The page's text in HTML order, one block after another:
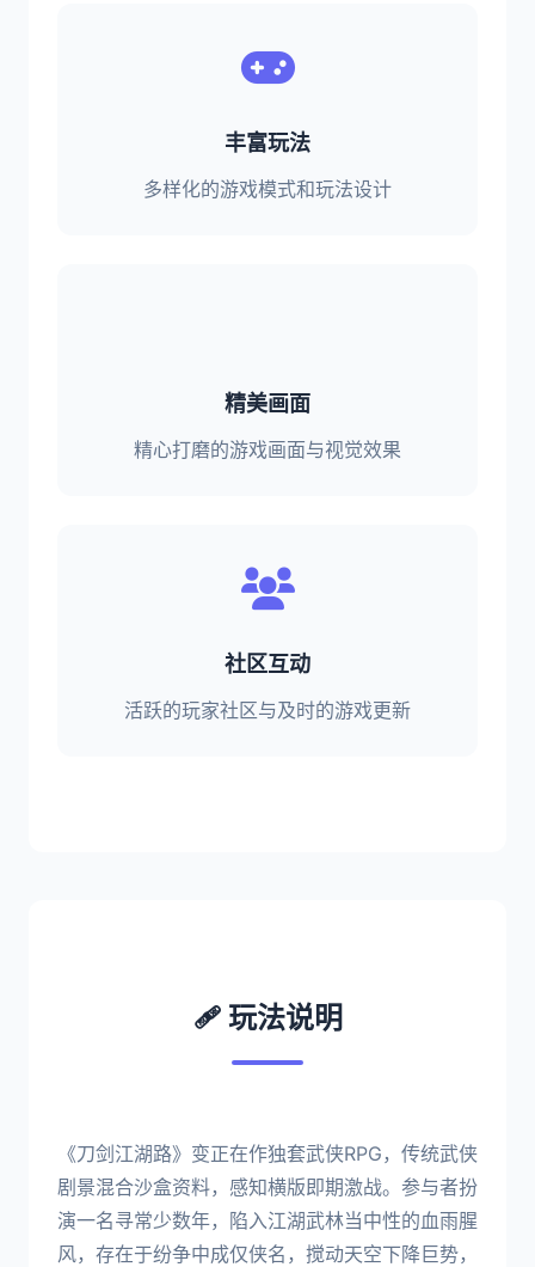
丰富玩法
多样化的游戏模式和玩法设计
精美画面
精心打磨的游戏画面与视觉效果
社区互动
活跃的玩家社区与及时的游戏更新
🩹 玩法说明
《刀剑江湖路》变正在作独套武侠RPG，传统武侠
剧景混合沙盒资料，感知横版即期激战。参与者扮
演一名寻常少数年，陷入江湖武林当中性的血雨腥
风，存在于纷争中成仅侠名，搅动天空下降巨势，